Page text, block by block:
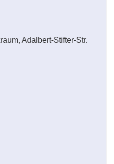
Adalbert-Stifter-Str.